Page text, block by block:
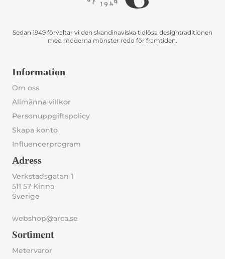
Sedan 1949 förvaltar vi den skandinaviska tidlösa designtraditionen
med moderna mönster redo för framtiden.
Information
Om oss
Allmänna villkor
Personuppgiftspolicy
Skapa konto
Influencerprogram
Adress
Verkstadsgatan 1
511 57 Kinna
Sverige
webshop@arca.se
Sortiment
Metervaror